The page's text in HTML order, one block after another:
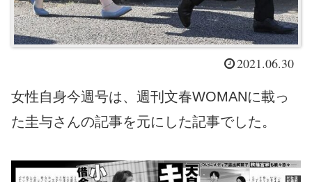
2021.06.30
女性自身今週号は、週刊文春WOMANに載っ
た圭与さんの記事を元にした記事でした。